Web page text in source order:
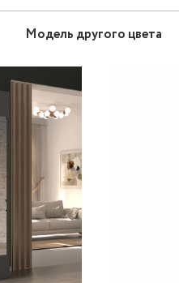
Модель другого цвета